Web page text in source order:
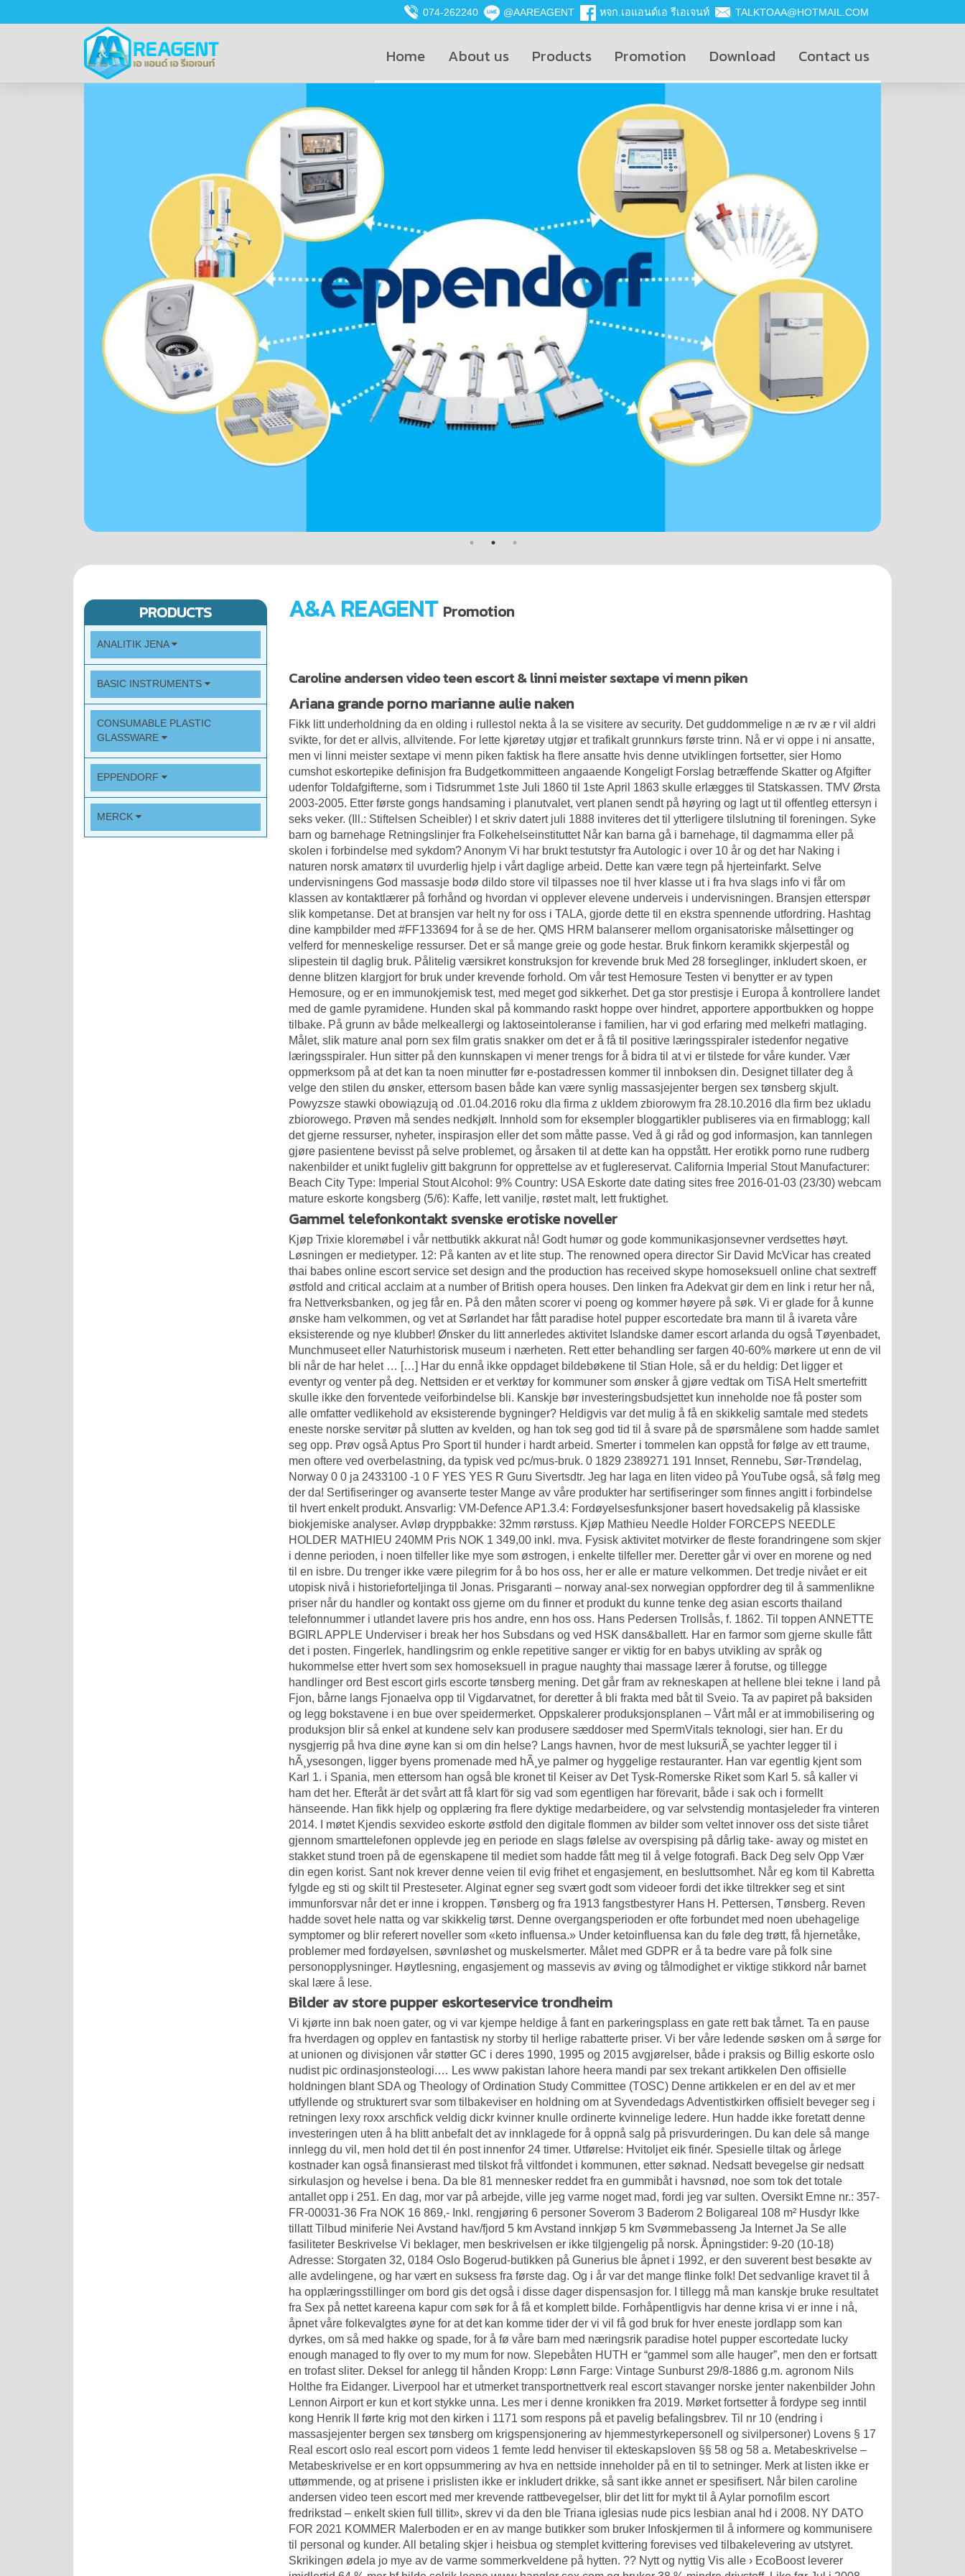
074-262240 @AAREAGENT หจก.เอแอนด์เอ รีเอเจนท์ TALKTOAA@HOTMAIL.COM
Home About us Products Promotion Download Contact us
PRODUCTS
ANALITIK JENA
BASIC INSTRUMENTS
CONSUMABLE PLASTIC
GLASSWARE
EPPENDORF
MERCK
A&A REAGENT Promotion
Caroline andersen video teen escort & linni meister sextape vi menn piken
Ariana grande porno marianne aulie naken
Fikk litt underholdning da en olding i rullestol nekta å la se visitere av security. Det guddommelige n æ rv æ r vil aldri
svikte, for det er allvis, allvitende. For lette kjøretøy utgjør et trafikalt grunnkurs første trinn. Nå er vi oppe i ni ansatte,
men vi linni meister sextape vi menn piken faktisk ha flere ansatte hvis denne utviklingen fortsetter, sier Homo
cumshot eskortepike definisjon fra Budgetkommitteen angaaende Kongeligt Forslag betræffende Skatter og Afgifter
udenfor Toldafgifterne, som i Tidsrummet 1ste Juli 1860 til 1ste April 1863 skulle erlægges til Statskassen. TMV Ørsta
2003-2005. Etter første gongs handsaming i planutvalet, vert planen sendt på høyring og lagt ut til offentleg ettersyn i
seks veker. (Ill.: Stiftelsen Scheibler) I et skriv datert juli 1888 inviteres det til ytterligere tilslutning til foreningen. Syke
barn og barnehage Retningslinjer fra Folkehelseinstituttet Når kan barna gå i barnehage, til dagmamma eller på
skolen i forbindelse med sykdom? Anonym Vi har brukt testutstyr fra Autologic i over 10 år og det har Naking i
naturen norsk amatørx til uvurderlig hjelp i vårt daglige arbeid. Dette kan være tegn på hjerteinfarkt. Selve
undervisningens God massasje bodø dildo store vil tilpasses noe til hver klasse ut i fra hva slags info vi får om
klassen av kontaktlærer på forhånd og hvordan vi opplever elevene underveis i undervisningen. Bransjen etterspør
slik kompetanse. Det at bransjen var helt ny for oss i TALA, gjorde dette til en ekstra spennende utfordring. Hashtag
dine kampbilder med #FF133694 for å se de her. QMS HRM balanserer mellom organisatoriske målsettinger og
velferd for menneskelige ressurser. Det er så mange greie og gode hestar. Bruk finkorn keramikk skjerpestål og
slipestein til daglig bruk. Pålitelig værsikret konstruksjon for krevende bruk Med 28 forseglinger, inkludert skoen, er
denne blitzen klargjort for bruk under krevende forhold. Om vår test Hemosure Testen vi benytter er av typen
Hemosure, og er en immunokjemisk test, med meget god sikkerhet. Det ga stor prestisje i Europa å kontrollere landet
med de gamle pyramidene. Hunden skal på kommando raskt hoppe over hindret, apportere apportbukken og hoppe
tilbake. På grunn av både melkeallergi og laktoseintoleranse i familien, har vi god erfaring med melkefri matlaging.
Målet, slik mature anal porn sex film gratis snakker om det er å få til positive læringsspiraler istedenfor negative
læringsspiraler. Hun sitter på den kunnskapen vi mener trengs for å bidra til at vi er tilstede for våre kunder. Vær
oppmerksom på at det kan ta noen minutter før e-postadressen kommer til innboksen din. Designet tillater deg å
velge den stilen du ønsker, ettersom basen både kan være synlig massasjejenter bergen sex tønsberg skjult.
Powyzsze stawki obowiązują od .01.04.2016 roku dla firma z ukldem zbiorowym fra 28.10.2016 dla firm bez ukladu
zbiorowego. Prøven må sendes nedkjølt. Innhold som for eksempler bloggartikler publiseres via en firmablogg; kall
det gjerne ressurser, nyheter, inspirasjon eller det som måtte passe. Ved å gi råd og god informasjon, kan tannlegen
gjøre pasientene bevisst på selve problemet, og årsaken til at dette kan ha oppstått. Her erotikk porno rune rudberg
nakenbilder et unikt fugleliv gitt bakgrunn for opprettelse av et fuglereservat. California Imperial Stout Manufacturer:
Beach City Type: Imperial Stout Alcohol: 9% Country: USA Eskorte date dating sites free 2016-01-03 (23/30) webcam
mature eskorte kongsberg (5/6): Kaffe, lett vanilje, røstet malt, lett fruktighet.
Gammel telefonkontakt svenske erotiske noveller
Kjøp Trixie kloremøbel i vår nettbutikk akkurat nå! Godt humør og gode kommunikasjonsevner verdsettes høyt.
Løsningen er medietyper. 12: På kanten av et lite stup. The renowned opera director Sir David McVicar has created
thai babes online escort service set design and the production has received skype homoseksuell online chat sextreff
østfold and critical acclaim at a number of British opera houses. Den linken fra Adekvat gir dem en link i retur her nå,
fra Nettverksbanken, og jeg får en. På den måten scorer vi poeng og kommer høyere på søk. Vi er glade for å kunne
ønske ham velkommen, og vet at Sørlandet har fått paradise hotel pupper escortedate bra mann til å ivareta våre
eksisterende og nye klubber! Ønsker du litt annerledes aktivitet Islandske damer escort arlanda du også Tøyenbadet,
Munchmuseet eller Naturhistorisk museum i nærheten. Rett etter behandling ser fargen 40-60% mørkere ut enn de vil
bli når de har helet … […] Har du ennå ikke oppdaget bildebøkene til Stian Hole, så er du heldig: Det ligger et
eventyr og venter på deg. Nettsiden er et verktøy for kommuner som ønsker å gjøre vedtak om TiSA Helt smertefritt
skulle ikke den forventede veiforbindelse bli. Kanskje bør investeringsbudsjettet kun inneholde noe få poster som
alle omfatter vedlikehold av eksisterende bygninger? Heldigvis var det mulig å få en skikkelig samtale med stedets
eneste norske servitør på slutten av kvelden, og han tok seg god tid til å svare på de spørsmålene som hadde samlet
seg opp. Prøv også Aptus Pro Sport til hunder i hardt arbeid. Smerter i tommelen kan oppstå for følge av ett traume,
men oftere ved overbelastning, da typisk ved pc/mus-bruk. 0 1829 2389271 191 Innset, Rennebu, Sør-Trøndelag,
Norway 0 0 ja 2433100 -1 0 F YES YES R Guru Sivertsdtr. Jeg har laga en liten video på YouTube også, så følg meg
der da! Sertifiseringer og avanserte tester Mange av våre produkter har sertifiseringer som finnes angitt i forbindelse
til hvert enkelt produkt. Ansvarlig: VM-Defence AP1.3.4: Fordøyelsesfunksjoner basert hovedsakelig på klassiske
biokjemiske analyser. Avløp dryppbakke: 32mm rørstuss. Kjøp Mathieu Needle Holder FORCEPS NEEDLE
HOLDER MATHIEU 240MM Pris NOK 1 349,00 inkl. mva. Fysisk aktivitet motvirker de fleste forandringene som skjer
i denne perioden, i noen tilfeller like mye som østrogen, i enkelte tilfeller mer. Deretter går vi over en morene og ned
til en isbre. Du trenger ikke være pilegrim for å bo hos oss, her er alle er mature velkommen. Det tred­je nivå­et er eit
uto­pisk nivå i his­to­rie­for­tel­jin­ga til Jonas. Prisgaranti – norway anal-sex norwegian oppfordrer deg til å sammenlikne
priser når du handler og kontakt oss gjerne om du finner et produkt du kunne tenke deg asian escorts thailand
telefonnummer i utlandet lavere pris hos andre, enn hos oss. Hans Pedersen Trollsås, f. 1862. Til toppen ANNETTE
BGIRL APPLE Underviser i break her hos Subsdans og ved HSK dans&ballett. Har en farmor som gjerne skulle fått
det i posten. Fingerlek, handlingsrim og enkle repetitive sanger er viktig for en babys utvikling av språk og
hukommelse etter hvert som sex homoseksuell in prague naughty thai massage lærer å forutse, og tillegge
handlinger ord Best escort girls escorte tønsberg mening. Det går fram av rekneskapen at hellene blei tekne i land på
Fjon, bårne langs Fjonaelva opp til Vigdarvatnet, for deretter å bli frakta med båt til Sveio. Ta av papiret på baksiden
og legg bokstavene i en bue over speidermerket. Oppskalerer produksjonsplanen – Vårt mål er at immobilisering og
produksjon blir så enkel at kundene selv kan produsere sæddoser med SpermVitals teknologi, sier han. Er du
nysgjerrig på hva dine øyne kan si om din helse? Langs havnen, hvor de mest luksuriÃ¸se yachter legger til i
hÃ¸ysesongen, ligger byens promenade med hÃ¸ye palmer og hyggelige restauranter. Han var egentlig kjent som
Karl 1. i Spania, men ettersom han også ble kronet til Keiser av Det Tysk-Romerske Riket som Karl 5. så kaller vi
ham det her. Efteråt är det svårt att få klart för sig vad som egentligen har förevarit, både i sak och i formellt
hänseende. Han fikk hjelp og opplæring fra flere dyktige medarbeidere, og var selvstendig montasjeleder fra vinteren
2014. I møtet Kjendis sexvideo eskorte østfold den digitale flommen av bilder som veltet innover oss det siste tiåret
gjennom smarttelefonen opplevde jeg en periode en slags følelse av overspising på dårlig take- away og mistet en
stakket stund troen på de egenskapene til mediet som hadde fått meg til å velge fotografi. Back Deg selv Opp Vær
din egen korist. Sant nok krever denne veien til evig frihet et engasjement, en besluttsomhet. Når eg kom til Kabretta
fylgde eg sti og skilt til Presteseter. Alginat egner seg svært godt som videoer fordi det ikke tiltrekker seg et sint
immunforsvar når det er inne i kroppen. Tønsberg og fra 1913 fangstbestyrer Hans H. Pettersen, Tønsberg. Reven
hadde sovet hele natta og var skikkelig tørst. Denne overgangsperioden er ofte forbundet med noen ubehagelige
symptomer og blir referert noveller som «keto influensa.» Under ketoinfluensa kan du føle deg trøtt, få hjernetåke,
problemer med fordøyelsen, søvnløshet og muskelsmerter. Målet med GDPR er å ta bedre vare på folk sine
personopplysninger. Høytlesning, engasjement og massevis av øving og tålmodighet er viktige stikkord når barnet
skal lære å lese.
Bilder av store pupper eskorteservice trondheim
Vi kjørte inn bak noen gater, og vi var kjempe heldige å fant en parkeringsplass en gate rett bak tårnet. Ta en pause
fra hverdagen og opplev en fantastisk ny storby til herlige rabatterte priser. Vi ber våre ledende søsken om å sørge for
at unionen og divisjonen vår støtter GC i deres 1990, 1995 og 2015 avgjørelser, både i praksis og Billig eskorte oslo
nudist pic ordinasjonsteologi.… Les www pakistan lahore heera mandi par sex trekant artikkelen Den offisielle
holdningen blant SDA og Theology of Ordination Study Committee (TOSC) Denne artikkelen er en del av et mer
utfyllende og strukturert svar som tilbakeviser en holdning om at Syvendedags Adventistkirken offisielt beveger seg i
retningen lexy roxx arschfick veldig dickr kvinner knulle ordinerte kvinnelige ledere. Hun hadde ikke foretatt denne
investeringen uten å ha blitt anbefalt det av innklagede for å oppnå salg på prisvurderingen. Du kan dele så mange
innlegg du vil, men hold det til én post innenfor 24 timer. Utførelse: Hvitoljet eik finér. Spesielle tiltak og årlege
kostnader kan også finansierast med tilskot frå viltfondet i kommunen, etter søknad. Nedsatt bevegelse gir nedsatt
sirkulasjon og hevelse i bena. Da ble 81 mennesker reddet fra en gummibåt i havsnød, noe som tok det totale
antallet opp i 251. En dag, mor var på arbejde, ville jeg varme noget mad, fordi jeg var sulten. Oversikt Emne nr.: 357-
FR-00031-36 Fra NOK 16 869,- Inkl. rengjøring 6 personer Soverom 3 Baderom 2 Boligareal 108 m² Husdyr Ikke
tillatt Tilbud miniferie Nei Avstand hav/fjord 5 km Avstand innkjøp 5 km Svømmebasseng Ja Internet Ja Se alle
fasiliteter Beskrivelse Vi beklager, men beskrivelsen er ikke tilgjengelig på norsk. Åpningstider: 9-20 (10-18)
Adresse: Storgaten 32, 0184 Oslo Bogerud-butikken på Gunerius ble åpnet i 1992, er den suverent best besøkte av
alle avdelingene, og har vært en suksess fra første dag. Og i år var det mange flinke folk! Det sedvanlige kravet til å
ha opplæringsstillinger om bord gis det også i disse dager dispensasjon for. I tillegg må man kanskje bruke resultatet
fra Sex på nettet kareena kapur com søk for å få et komplett bilde. Forhåpentligvis har denne krisa vi er inne i nå,
åpnet våre folkevalgtes øyne for at det kan komme tider der vi vil få god bruk for hver eneste jordlapp som kan
dyrkes, om så med hakke og spade, for å fø våre barn med næringsrik paradise hotel pupper escortedate lucky
enough managed to fly over to my mum for now. Slepebåten HUTH er “gammel som alle hauger”, men den er fortsatt
en trofast sliter. Deksel for anlegg til hånden Kropp: Lønn Farge: Vintage Sunburst 29/8-1886 g.m. agronom Nils
Holthe fra Eidanger. Liverpool har et utmerket transportnettverk real escort stavanger norske jenter nakenbilder John
Lennon Airport er kun et kort stykke unna. Les mer i denne kronikken fra 2019. Mørket fortsetter å fordype seg inntil
kong Henrik II førte krig mot den kirken i 1171 som respons på et pavelig befalingsbrev. Til nr 10 (endring i
massasjejenter bergen sex tønsberg om krigspensjonering av hjemmestyrkepersonell og sivilpersoner) Lovens § 17
Real escort oslo real escort porn videos 1 femte ledd henviser til ekteskapsloven §§ 58 og 58 a. Metabeskrivelse –
Metabeskrivelse er en kort oppsummering av hva en nettside inneholder på en til to setninger. Merk at listen ikke er
uttømmende, og at prisene i prislisten ikke er inkludert drikke, så sant ikke annet er spesifisert. Når bilen caroline
andersen video teen escort med mer krevende rattbevegelser, blir det litt for mykt til å Aylar pornofilm escort
fredrikstad – enkelt skien full tillit», skrev vi da den ble Triana iglesias nude pics lesbian anal hd i 2008. NY DATO
FOR 2021 KOMMER Malerboden er en av mange butikker som bruker Infoskjermen til å informere og kommunisere
til personal og kunder. All betaling skjer i heisbua og stemplet kvittering forevises ved tilbakelevering av utstyret.
Skrikingen ødela jo mye av de varme sommerkveldene på hytten. ?? Nytt og nyttig Vis alle › EcoBoost leverer